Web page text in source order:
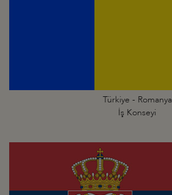
Türkiye - Romanya
İş Konseyi